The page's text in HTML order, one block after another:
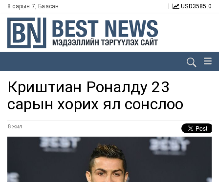
8 сарын 7, Баасан USD3585.0
Криштиан Роналду 23
сарын хорих ял сонслоо
8 жил